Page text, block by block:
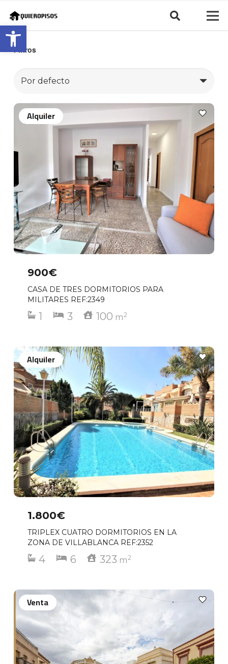
Abrir barra de herramientas
Filtros
900€
CASA DE TRES DORMITORIOS PARA
MILITARES REF:2349
1 3 100 m2
Alquiler
1.800€
TRIPLEX CUATRO DORMITORIOS EN LA
ZONA DE VILLABLANCA REF:2352
4 6 323 m2
Alquiler
Venta